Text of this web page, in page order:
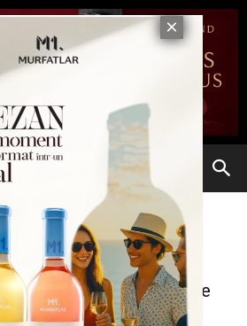
ca euroalegerile să fie pe